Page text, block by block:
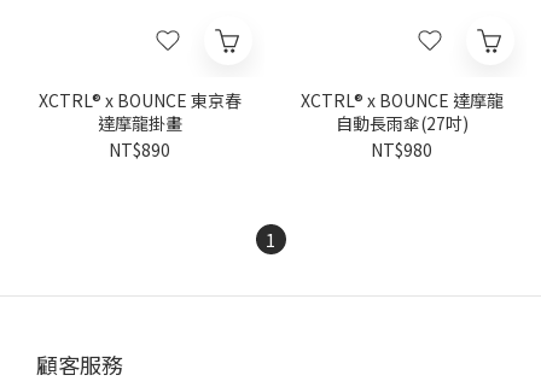
XCTRL® x BOUNCE 東京春
達摩龍掛畫
NT$890
XCTRL® x BOUNCE 達摩龍
自動長雨傘(27吋)
NT$980
1
顧客服務